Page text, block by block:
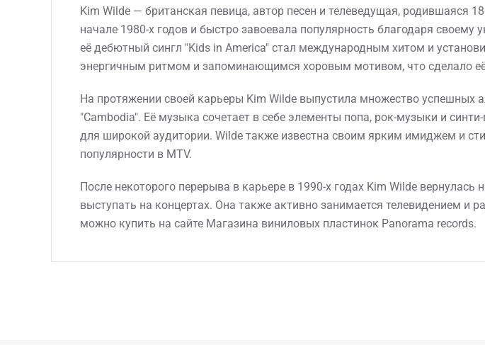
Kim Wilde — британская певица, автор песен и телеведущая, родившаяся
начале 1980-х годов и быстро завоевала популярность благодаря
её дебютный сингл "Kids in America" стал международным хитом и
энергичным ритмом и запоминающимся хоровым мотивом, что сделало её
На протяжении своей карьеры Kim Wilde выпустила множество успешных
"Cambodia". Её музыка сочетает в себе элементы попа, рок-музыки и
для широкой аудитории. Wilde также известна своим ярким имиджем и
популярности в MTV.
После некоторого перерыва в карьере в 1990-х годах Kim Wilde
выступать на концертах. Она также активно занимается телевидением и
можно купить на сайте Магазина виниловых пластинок Panorama records.